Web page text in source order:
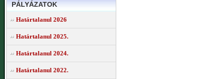
PÁLYÁZATOK
Határtalanul 2026
Határtalanul 2025.
Határtalanul 2024.
Határtalanul 2022.